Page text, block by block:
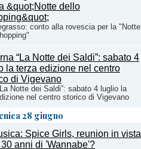
conto alla rovescia per la "Notte
Notte dei Saldi”: sabato 4 luglio la
nel centro storico di Vigevano
28 giugno